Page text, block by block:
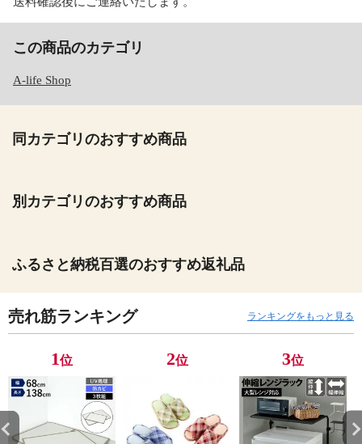
この商品のカテゴリ
A-life Shop
同カテゴリのおすすめ商品
別カテゴリのおすすめ商品
ふるさと納税百選のおすすめ返礼品
売れ筋ランキング ランキングをもっと見る
1位 2位 3位